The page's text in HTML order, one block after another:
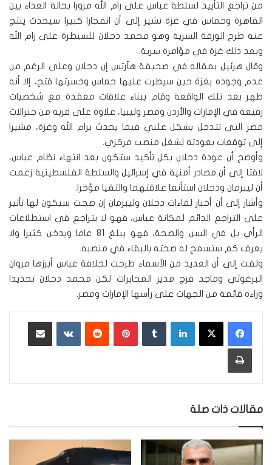
من تراجع التأييد لسلطة عباس على رام الله مرورا بحالة العداء بين
القاهرة وحماس في غزة تشير إلى أن انفجارا كبيرا سيحدث ينتج
عنه طرح الورقة السرية وهو محمد دحلان للسيطرة على رام الله
وبعد ذلك غزة في مؤامرة سرية.
وقال هرئيل بمقاله في صحيفة هآرتس إن دحلان وعلى الرغم من
عدم وجوده بغزة حين سيطرت عليها حماس وخسرتها فتح، إلا أنه
ظهر بعد تلك الواقعة وقام ببناء علاقات معقدة مع شخصيات
رفيعة في الإمارات والأردن ومصر وليبيا، علاوة على قربه من جنرالات
مصر التي تتدخل بشكل علني فيما يحدث برام الله وغزة، مشيرا
إلى توقعات بعودته لشغل منصب مركزي.
وأوضح أن عودة دحلان بكل تأكيد ستكون بعد انتهاء نظام عباس،
لافتا إلى أن مصادر أمنية في إسرائيل والسلطة الفلسطينية زعمت
أن ليبرمان ودحلان استأنفا علاقتهما والتقيا مؤخرا.
وأشار إلى أن أخبار لقاءات دحلان وليبرمان إن صحت سيكون لها تأثير
على التراجع الدائم لمكانة عباس، فهو لا يتراجع في استطلاعات
الرأي بل في السن والصحة، فهو يبلغ 81 عاما ويدخن كثيرا ولا
يعرف كم ستسمح له صحته بالبقاء في منصبه.
ولفت إلى أن العديد من الأسماء طرحت لخلافة عباس أبرزها مروان
البرغوثي وماجد فرج مدير المخابرات لكن محمد دحلان تحديدا
وراءه قائمة من الجهات على رأسها الإمارات ومصر.
لينكدإن بينتيريست ‏VKontakte
طباعة
مقالات ذات صلة